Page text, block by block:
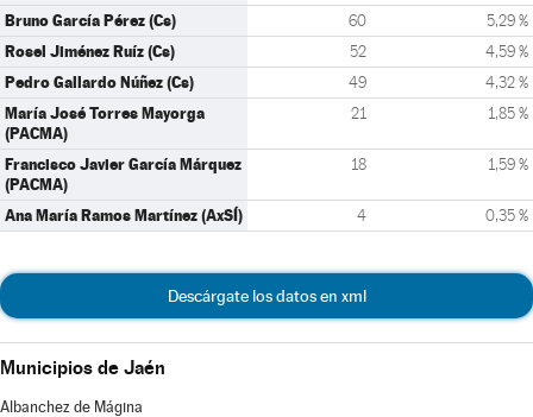
Bruno García Pérez (Cs) 60 5,29 %
Rosel Jiménez Ruíz (Cs) 52 4,59 %
Pedro Gallardo Núñez (Cs) 49 4,32 %
María José Torres Mayorga
(PACMA)
21 1,85 %
Francisco Javier García Márquez
(PACMA)
18 1,59 %
Ana María Ramos Martínez (AxSÍ) 4 0,35 %
Descárgate los datos en xml
Municipios de Jaén
Albanchez de Mágina